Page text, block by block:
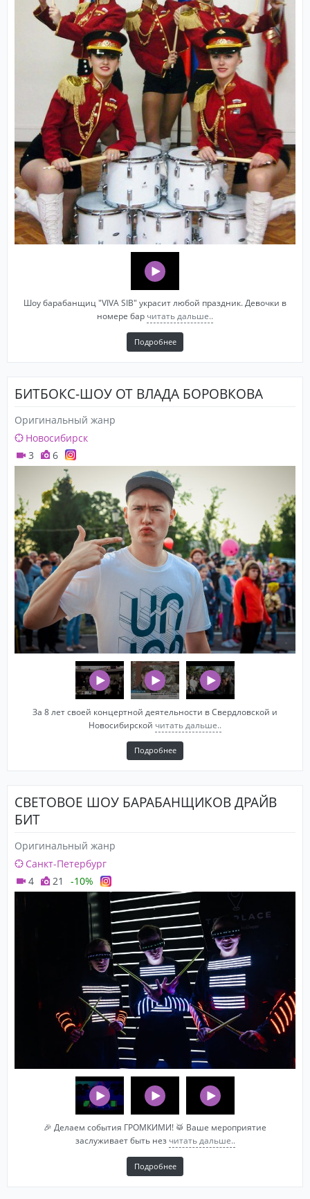
Шоу барабанщиц "VIVA SIB" украсит любой праздник. Девочки в
номере бар читать дальше..
Подробнее
БИТБОКС-ШОУ ОТ ВЛАДА БОРОВКОВА
Оригинальный жанр
Новосибирск
3
6
За 8 лет своей концертной деятельности в Свердловской и
Новосибирской читать дальше..
Подробнее
СВЕТОВОЕ ШОУ БАРАБАНЩИКОВ ДРАЙВ
БИТ
Оригинальный жанр
Санкт-Петербург
4
21 -10%
🎉 Делаем события ГРОМКИМИ! 🥁 Ваше мероприятие
заслуживает быть нез читать дальше..
Подробнее